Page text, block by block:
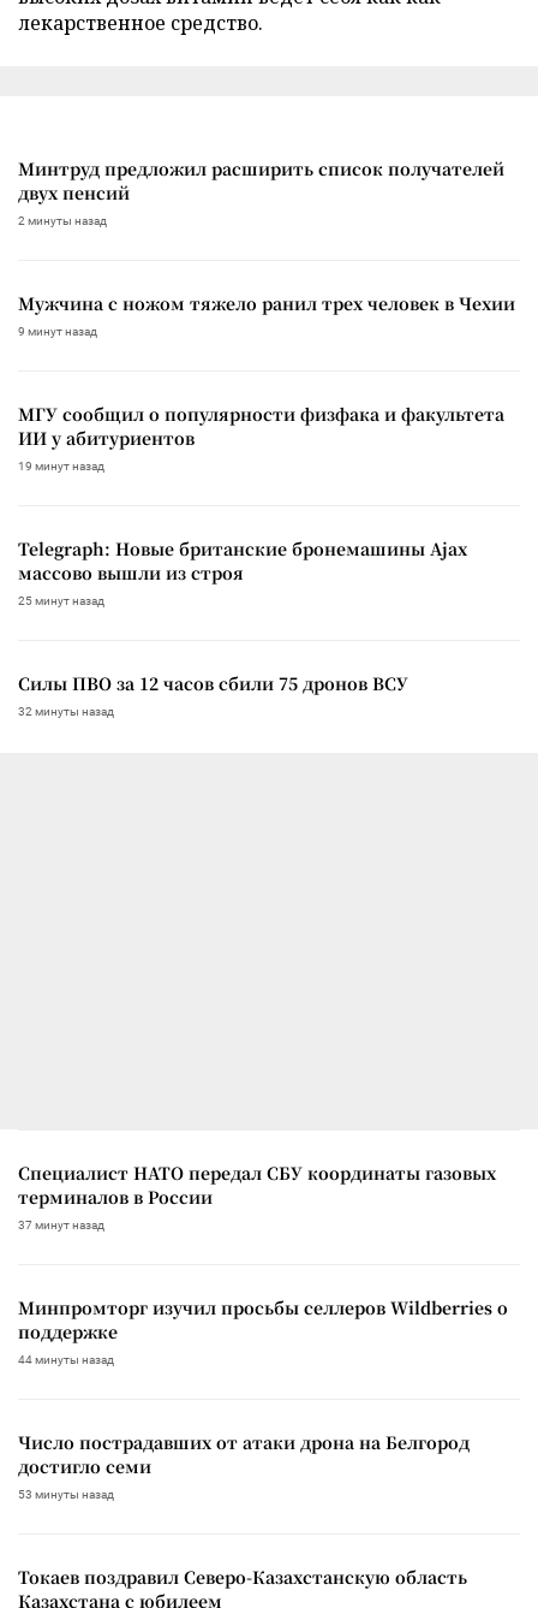
лекарственное средство.
Минтруд предложил расширить список получателей
двух пенсий
2 минуты назад
Мужчина с ножом тяжело ранил трех человек в Чехии
9 минут назад
МГУ сообщил о популярности физфака и факультета
ИИ у абитуриентов
19 минут назад
Telegraph: Новые британские бронемашины Ajax
массово вышли из строя
25 минут назад
Силы ПВО за 12 часов сбили 75 дронов ВСУ
32 минуты назад
Специалист НАТО передал СБУ координаты газовых
терминалов в России
37 минут назад
Минпромторг изучил просьбы селлеров Wildberries о
поддержке
44 минуты назад
Число пострадавших от атаки дрона на Белгород
достигло семи
53 минуты назад
Токаев поздравил Северо-Казахстанскую область
Казахстана с юбилеем